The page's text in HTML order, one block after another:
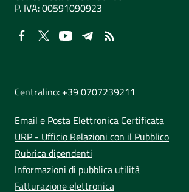
P. IVA:00591090923
Centralino: +39 0707239211
Email e Posta Elettronica Certificata
URP - Ufficio Relazioni con il Pubblico
Rubrica dipendenti
Informazioni di pubblica utilità
Fatturazione elettronica